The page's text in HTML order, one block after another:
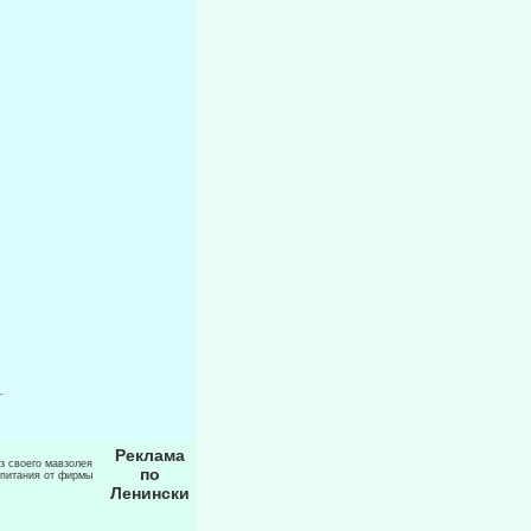
своего мавзолея
от фирмы
Реклама
по
Ленински